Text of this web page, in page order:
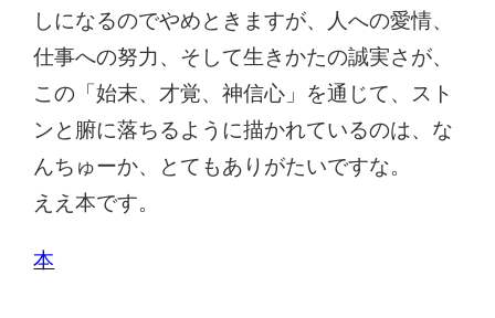
しになるのでやめときますが、人への愛情、
仕事への努力、そして生きかたの誠実さが、
この「始末、才覚、神信心」を通じて、スト
ンと腑に落ちるように描かれているのは、な
んちゅーか、とてもありがたいですな。
ええ本です。
本